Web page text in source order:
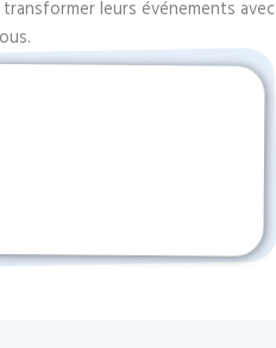
leurs événements avec